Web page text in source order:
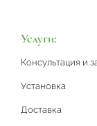
Услуги:
Консультация и
Установка
Доставка